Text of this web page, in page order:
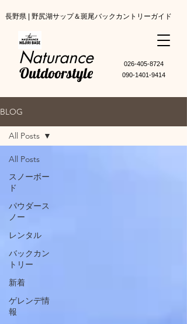
長野県 | 野尻湖サップ＆斑尾バックカントリーガイド
Naturance
Outdoorstyle
​026-405-8724
090-1401-9414
BLOG
All Posts
スノーボー
ド
パウダース
ノー
レンタル
バックカン
トリー
新着
ゲレンデ情
報
All Posts